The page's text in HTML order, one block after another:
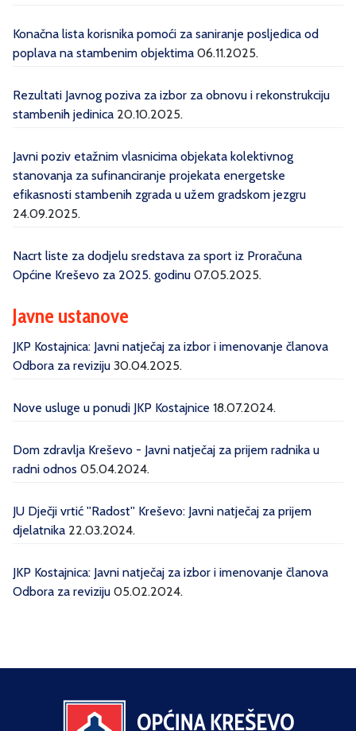
Konačna lista korisnika pomoći za saniranje posljedica od
poplava na stambenim objektima 06.11.2025.
Rezultati Javnog poziva za izbor za obnovu i rekonstrukciju
stambenih jedinica 20.10.2025.
Javni poziv etažnim vlasnicima objekata kolektivnog
stanovanja za sufinanciranje projekata energetske
efikasnosti stambenih zgrada u užem gradskom jezgru
24.09.2025.
Nacrt liste za dodjelu sredstava za sport iz Proračuna
Općine Kreševo za 2025. godinu 07.05.2025.
Javne ustanove
JKP Kostajnica: Javni natječaj za izbor i imenovanje članova
Odbora za reviziju 30.04.2025.
Nove usluge u ponudi JKP Kostajnice 18.07.2024.
Dom zdravlja Kreševo - Javni natječaj za prijem radnika u
radni odnos 05.04.2024.
JU Dječji vrtić ''Radost'' Kreševo: Javni natječaj za prijem
djelatnika 22.03.2024.
JKP Kostajnica: Javni natječaj za izbor i imenovanje članova
Odbora za reviziju 05.02.2024.